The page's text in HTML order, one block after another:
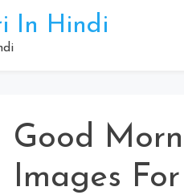
In Hindi
Good
Images